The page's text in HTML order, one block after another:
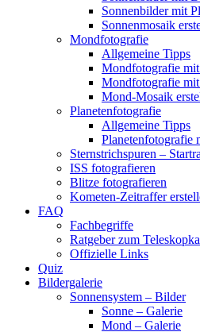
Sonnenbilder mit
Sonnenmosaik
Mondfotografie
Allgemeine Tipps
Mondfotografie
Mondfotografie mit
Mond-Mosaik
Planetenfotografie
Allgemeine Tipps
Planetenfotografie
Sternstrichspuren –
ISS fotografieren
Blitze fotografieren
Kometen-Zeitraffer
FAQ
Fachbegriffe
Ratgeber zum
Offizielle Links
Quiz
Bildergalerie
Sonnensystem – Bilder
Sonne – Galerie
Mond – Galerie